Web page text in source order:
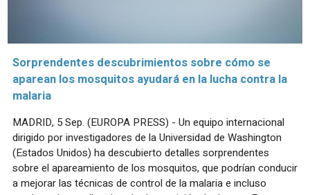
Sorprendentes descubrimientos sobre cómo se
aparean los mosquitos ayudará en la lucha contra la
malaria
MADRID, 5 Sep. (EUROPA PRESS) - Un equipo internacional
dirigido por investigadores de la Universidad de Washington
(Estados Unidos) ha descubierto detalles sorprendentes
sobre el apareamiento de los mosquitos, que podrían conducir
a mejorar las técnicas de control de la malaria e incluso